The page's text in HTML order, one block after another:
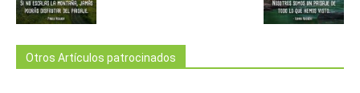
Otros Artículos patrocinados